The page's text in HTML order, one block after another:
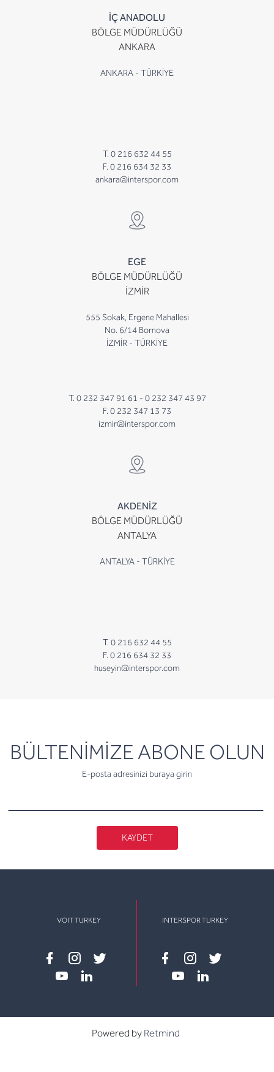
İÇ ANADOLU
BÖLGE MÜDÜRLÜĞÜ
ANKARA
ANKARA - TÜRKİYE
T. 0 216 632 44 55
F. 0 216 634 32 33
ankara@interspor.com
EGE
BÖLGE MÜDÜRLÜĞÜ
İZMİR
555 Sokak, Ergene Mahallesi
No. 6/14 Bornova
İZMİR - TÜRKİYE
T. 0 232 347 91 61 - 0 232 347 43 97
F. 0 232 347 13 73
izmir@interspor.com
AKDENİZ
BÖLGE MÜDÜRLÜĞÜ
ANTALYA
ANTALYA - TÜRKİYE
T. 0 216 632 44 55
F. 0 216 634 32 33
huseyin@interspor.com
BÜLTENİMİZE ABONE OLUN
E-posta adresinizi buraya girin
newsletter
KAYDET
VOIT TURKEY
Facebook
instagram
twitter
INTERSPOR TURKEY
Facebook
instagram
twitter
Powered by Retmind